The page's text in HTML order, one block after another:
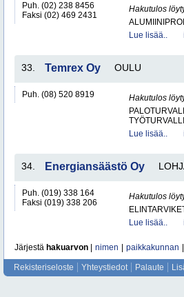
Puh. (02) 238 8456
Faksi (02) 469 2431
Hakutulos
Lue lisää..
33. Temrex Oy OULU
Puh. (08) 520 8919
Hakutulos
Lue lisää..
34. Energiansäästö Oy
Puh. (019) 338 164
Faksi (019) 338 206
Hakutulos
Lue lisää..
Järjestä hakuarvon nimen paikkakunnan
Rekisteriseloste Yhteystiedot Palaute